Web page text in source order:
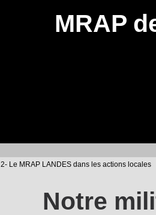
MRAP
2- Le MRAP LANDES dans les actions locales
Notre